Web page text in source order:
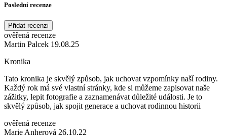
Poslední recenze
Přidat recenzi
ověřená recenze
Martin Palcek 19.08.25
Kronika
Tato kronika je skvělý způsob, jak uchovat vzpomínky naší rodiny.
Každý rok má své vlastní stránky, kde si můžeme zapisovat naše
zážitky, lepit fotografie a zaznamenávat důležité události. Je to
skvělý způsob, jak spojit generace a uchovat rodinnou historii
ověřená recenze
Marie Anherová 26.10.22